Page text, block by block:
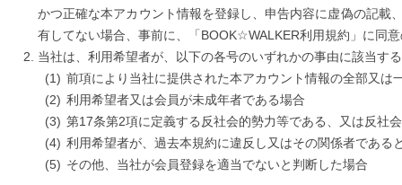
かつ正確な本アカウント情報を登録し、申告内容に虚偽の記
有してない場合、事前に、「BOOK☆WALKER利用規約」に同
当社は、利用希望者が、以下の各号のいずれかの事由に該当す
前項により当社に提供された本アカウント情報の全部又は
利用希望者又は会員が未成年者である場合
第17条第2項に定義する反社会的勢力等である、又は反社
利用希望者が、過去本規約に違反し又はその関係者である
その他、当社が会員登録を適当でないと判断した場合